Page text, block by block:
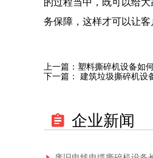
务保障，这样才可以让
上一篇： 塑料撕碎机设备如
下一篇：
建筑垃圾撕碎机设
企业新闻